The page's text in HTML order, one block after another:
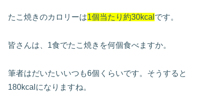
たこ焼きのカロリーは1個当たり約30kcal です。
皆さんは、1食でたこ焼きを何個食べますか。
筆者はだいたいいつも6個くらいです。そうすると
180kcalになりますね。